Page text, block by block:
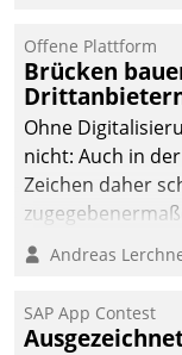
Offene Plattform
Brücken
Ohne
nicht: Auch in
Zeichen daher
Branchen.
Andreas
SAP App Contest